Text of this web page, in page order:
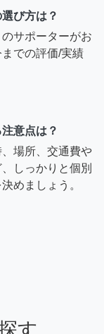
び方は？
サポーターがお
での評価/実績
意点は？
場所、交通費や
しっかりと個別
めましょう。
す